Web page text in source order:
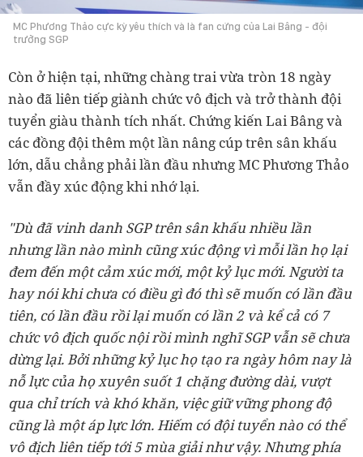
MC Phương Thảo cực kỳ yêu thích và là fan cứng của Lai Bâng - đội
trưởng SGP
Còn ở hiện tại, những chàng trai vừa tròn 18 ngày
nào đã liên tiếp giành chức vô địch và trở thành đội
tuyển giàu thành tích nhất. Chứng kiến Lai Bâng và
các đồng đội thêm một lần nâng cúp trên sân khấu
lớn, dẫu chẳng phải lần đầu nhưng MC Phương Thảo
vẫn đầy xúc động khi nhớ lại.
"Dù đã vinh danh SGP trên sân khấu nhiều lần
nhưng lần nào mình cũng xúc động vì mỗi lần họ lại
đem đến một cảm xúc mới, một kỷ lục mới. Người ta
hay nói khi chưa có điều gì đó thì sẽ muốn có lần đầu
tiên, có lần đầu rồi lại muốn có lần 2 và kể cả có 7
chức vô địch quốc nội rồi mình nghĩ SGP vẫn sẽ chưa
dừng lại. Bởi những kỷ lục họ tạo ra ngày hôm nay là
nỗ lực của họ xuyên suốt 1 chặng đường dài, vượt
qua chỉ trích và khó khăn, việc giữ vững phong độ
cũng là một áp lực lớn. Hiếm có đội tuyển nào có thể
vô địch liên tiếp tới 5 mùa giải như vậy. Nhưng phía